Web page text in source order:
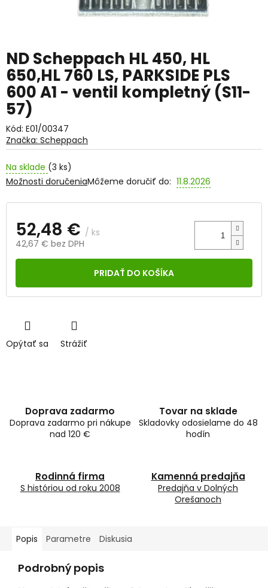
ND Scheppach HL 450, HL
650,HL 760 LS, PARKSIDE PLS
600 A1 - ventil kompletný (S11-
57)
Kód: E01/00347
Na sklade (3 ks)
Môžeme doručiť do: 11.8.2026
Možnosti doručenia
52,48 € / ks
42,67 € bez DPH
Jednotková
PRIDAŤ DO KOŠÍKA
Opýtať sa Strážiť
Značka: Scheppach
Doprava zadarmo
Doprava zadarmo pri nákupe
nad 120 €
Tovar na sklade
Skladovky odosielame do 48
hodín
Rodinná firma
S históriou od roku 2008
Kamenná predajňa
Predajňa v Dolných
Orešanoch
Popis Parametre Diskusia
Podrobný popis